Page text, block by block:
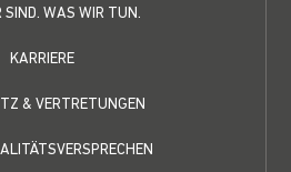
SIND. WAS WIR TUN.
KARRIERE
& VERTRETUNGEN